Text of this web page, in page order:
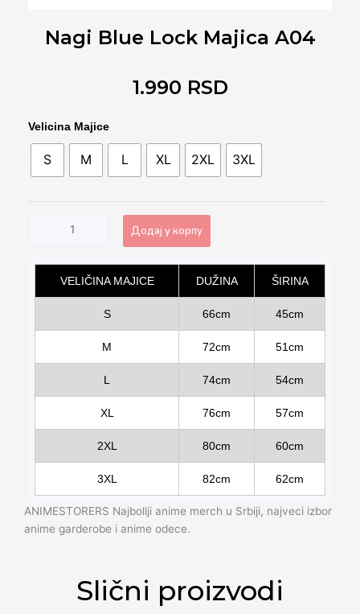
Nagi Blue Lock Majica A04
1.990 RSD
Velicina Majice
S M L XL 2XL 3XL
Nagi
Blue
Lock
Majica
Додај у корпу
Alternative:
VELIČINA MAJICE
DUŽINA ŠIRINA
S 66cm 45cm
M 72cm 51cm
L 74cm 54cm
XL 76cm 57cm
2XL 80cm 60cm
3XL 82cm 62cm
ANIMESTORERS Najbollji anime merch u Srbiji, najveci izbor
anime garderobe i anime odece.
Slični proizvodi